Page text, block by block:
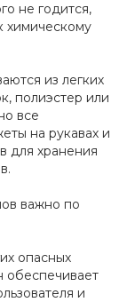
не годится,
химическому
из легких
полиэстер или
все
на рукавах и
для хранения
важно по
опасных
обеспечивает
и